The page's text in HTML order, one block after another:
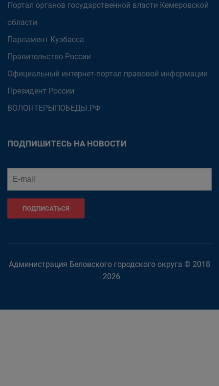
Портал органов государственной власти Кемеровской
области
Парламент Кузбасса
Правительство России
Официальный интернет-портал правовой информации
Президент России
ВОЛОНТЕРЫПОБЕДЫ.РФ
ПОДПИШИТЕСЬ НА НОВОСТИ
ПОДПИСАТЬСЯ
Администрация Беловского городского округа © 2018
- 2026